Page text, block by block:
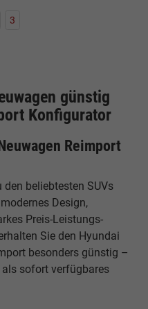
3
günstig
Konfigurator
Reimport
beliebtesten SUVs
Design,
Preis-Leistungs-
Sie den Hyundai
besonders günstig –
sofort verfügbares